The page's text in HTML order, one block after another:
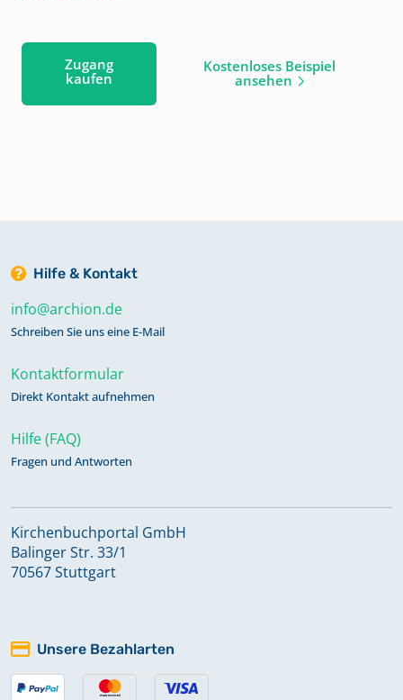
Zugang
kaufen
Kostenloses Beispiel
ansehen
Hilfe & Kontakt
info@archion.de
Schreiben Sie uns eine E-Mail
Kontaktformular
Direkt Kontakt aufnehmen
Hilfe (FAQ)
Fragen und Antworten
Kirchenbuchportal GmbH
Balinger Str. 33/1
70567 Stuttgart
Unsere Bezahlarten